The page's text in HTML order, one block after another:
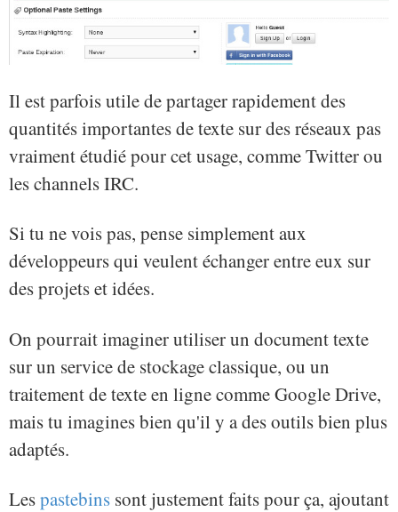
Il est parfois utile de partager rapidement des
quantités importantes de texte sur des réseaux pas
vraiment étudié pour cet usage, comme Twitter ou
les channels IRC.
Si tu ne vois pas, pense simplement aux
développeurs qui veulent échanger entre eux sur
des projets et idées.
On pourrait imaginer utiliser un document texte
sur un service de stockage classique, ou un
traitement de texte en ligne comme Google Drive,
mais tu imagines bien qu'il y a des outils bien plus
adaptés.
Lespastebins sont justement faits pour ça, ajoutant